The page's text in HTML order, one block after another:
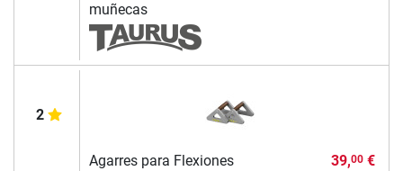
muñecas
2
Agarres para Flexiones
39,00€